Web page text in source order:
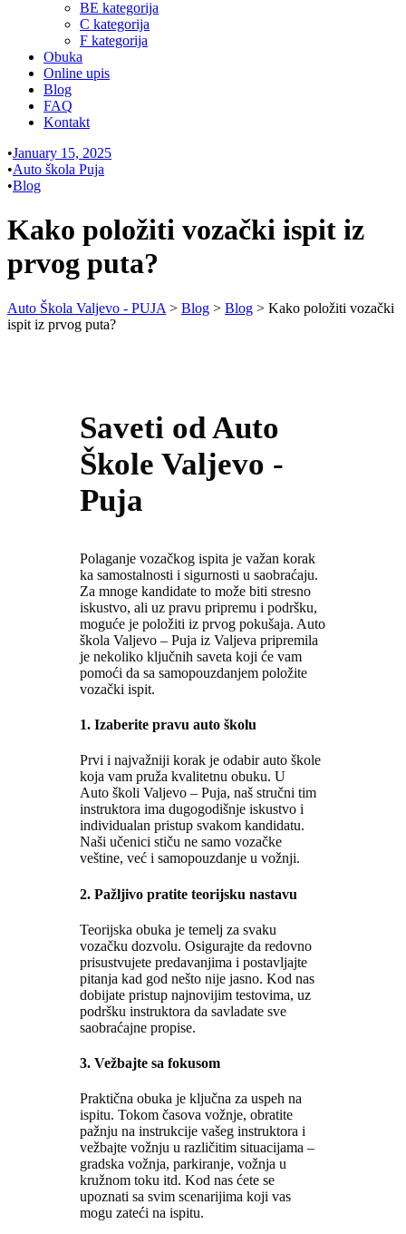
BE kategorija
C kategorija
F kategorija
Obuka
Online upis
Blog
FAQ
Kontakt
•January 15, 2025
•Auto škola Puja
•Blog
Kako položiti vozački ispit iz
prvog puta?
Auto Škola Valjevo - PUJA > Blog > Blog > Kako položiti vozački
ispit iz prvog puta?
Saveti od Auto
Škole Valjevo -
Puja
Polaganje vozačkog ispita je važan korak
ka samostalnosti i sigurnosti u saobraćaju.
Za mnoge kandidate to može biti stresno
iskustvo, ali uz pravu pripremu i podršku,
moguće je položiti iz prvog pokušaja. Auto
škola Valjevo – Puja iz Valjeva pripremila
je nekoliko ključnih saveta koji će vam
pomoći da sa samopouzdanjem položite
vozački ispit.
1. Izaberite pravu auto školu
Prvi i najvažniji korak je odabir auto škole
koja vam pruža kvalitetnu obuku. U
Auto školi Valjevo – Puja, naš stručni tim
instruktora ima dugogodišnje iskustvo i
individualan pristup svakom kandidatu.
Naši učenici stiču ne samo vozačke
veštine, već i samopouzdanje u vožnji.
2. Pažljivo pratite teorijsku nastavu
Teorijska obuka je temelj za svaku
vozačku dozvolu. Osigurajte da redovno
prisustvujete predavanjima i postavljajte
pitanja kad god nešto nije jasno. Kod nas
dobijate pristup najnovijim testovima, uz
podršku instruktora da savladate sve
saobraćajne propise.
3. Vežbajte sa fokusom
Praktična obuka je ključna za uspeh na
ispitu. Tokom časova vožnje, obratite
pažnju na instrukcije vašeg instruktora i
vežbajte vožnju u različitim situacijama –
gradska vožnja, parkiranje, vožnja u
kružnom toku itd. Kod nas ćete se
upoznati sa svim scenarijima koji vas
mogu zateći na ispitu.